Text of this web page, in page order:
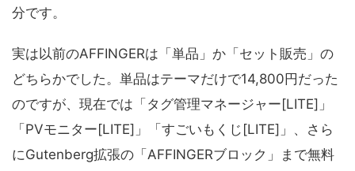
分です。
実は以前のAFFINGERは「単品」か「セット販売」の
どちらかでした。単品はテーマだけで14,800円だった
のですが、現在では「タグ管理マネージャー[LITE]」
「PVモニター[LITE]」「すごいもくじ[LITE]」、さら
にGutenberg拡張の「AFFINGERブロック」まで無料